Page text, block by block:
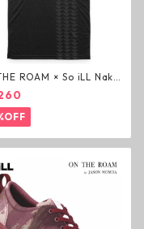
ROAM × So iLL Nako
Tシャツ ウルフブラック
ローム ジェイソンモモ
ビンテージ加工